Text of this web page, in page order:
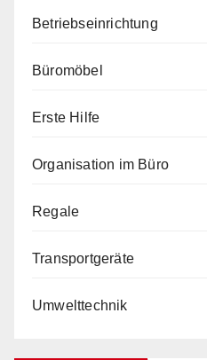
Betriebseinrichtung
Büromöbel
Erste Hilfe
Organisation im Büro
Regale
Transportgeräte
Umwelttechnik